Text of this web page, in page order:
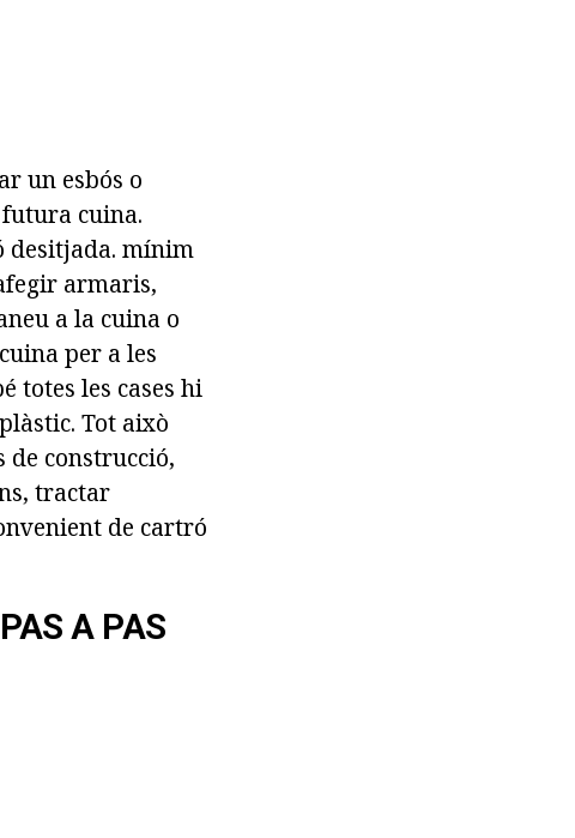
un esbós o
cuina.
desitjada. mínim
armaris,
a la cuina o
per a les
totes les cases hi
Tot això
construcció,
tractar
de cartró
A PAS